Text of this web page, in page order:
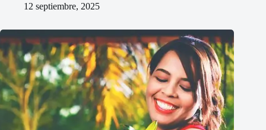
12 septiembre, 2025